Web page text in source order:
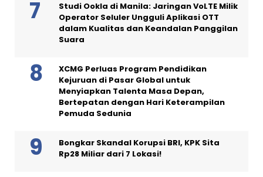
Studi Ookla di Manila: Jaringan VoLTE Milik
Operator Seluler Ungguli Aplikasi OTT
dalam Kualitas dan Keandalan Panggilan
Suara
XCMG Perluas Program Pendidikan
Kejuruan di Pasar Global untuk
Menyiapkan Talenta Masa Depan,
Bertepatan dengan Hari Keterampilan
Pemuda Sedunia
Bongkar Skandal Korupsi BRI, KPK Sita
Rp28 Miliar dari 7 Lokasi!